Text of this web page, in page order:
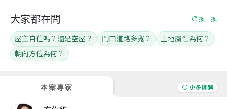
本案專家 更多挑選
大家都在問 換一換
屋主自住嗎？還是空屋？ 門口道路多寬？
土地屬性為何？
朝向方位為何？